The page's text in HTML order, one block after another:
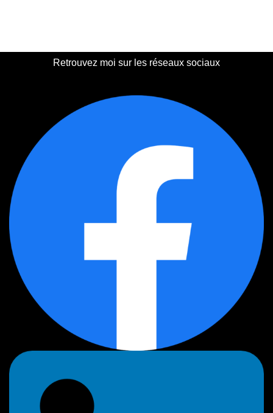
Retrouvez moi sur les réseaux sociaux